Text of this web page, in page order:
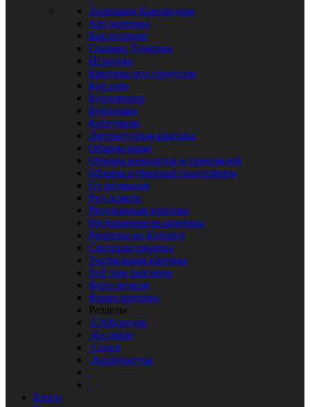
Анатомия Краснодара
Арт-критика
Бар-хоппинг
Глазами Думкина
Игротека
Критика под градусом
Куб.com
Кубловизор
Кублошки
Кубтуризм
Литературная критика
Обзоры кино
Обзоры концертов и спектаклей
Обзоры кубанской блогосферы
От редакции
Ред осмотр
Ресторанная критика
Ресторанная не-критика
Рецепты на Кублоге
Светская хроника
Театральная критика
ТоТ еще разговор
Фото недели
Фэшн-критика
Разделы
CARснодар
На связи
Спорт
Архитектура
Блоги